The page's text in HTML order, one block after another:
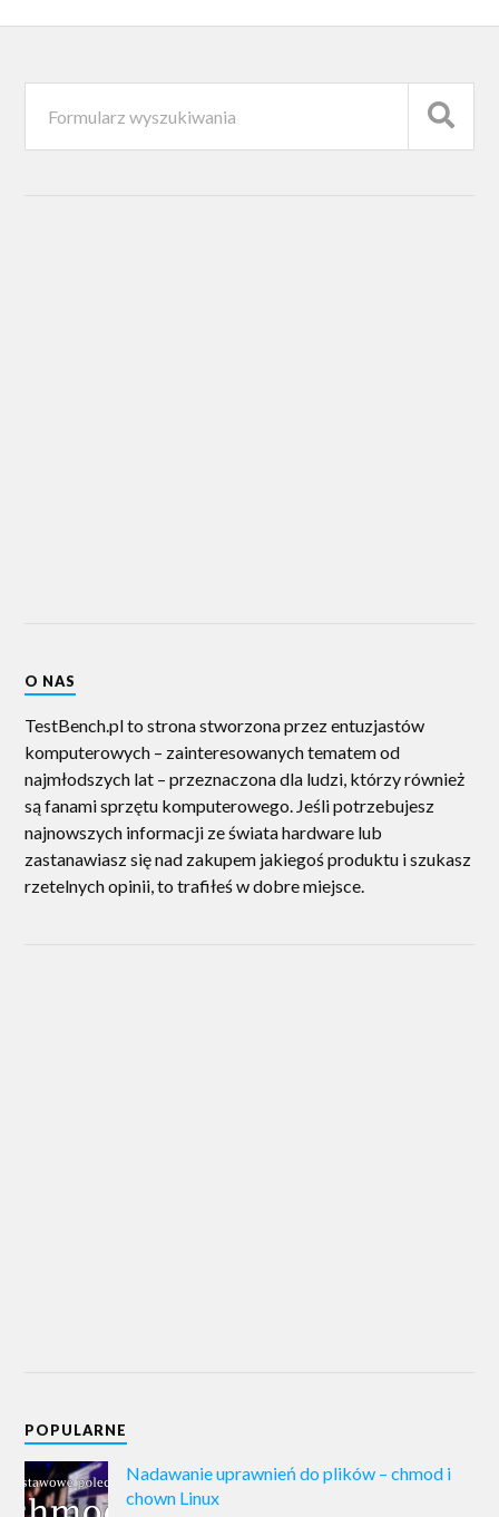
O NAS
TestBench.pl to strona stworzona przez entuzjastów
komputerowych – zainteresowanych tematem od
najmłodszych lat – przeznaczona dla ludzi, którzy również
są fanami sprzętu komputerowego. Jeśli potrzebujesz
najnowszych informacji ze świata hardware lub
zastanawiasz się nad zakupem jakiegoś produktu i szukasz
rzetelnych opinii, to trafiłeś w dobre miejsce.
POPULARNE
Nadawanie uprawnień do plików – chmod i
chown Linux